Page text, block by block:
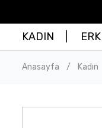
KADIN
Anasayfa / Kadın